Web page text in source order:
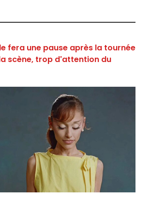
fera une pause après la tournée
scène, trop d'attention du